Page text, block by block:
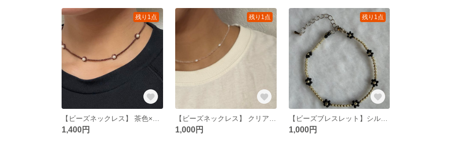
残り1点
1,400円
残り1点
1,000円
残り1点
【ビーズブレスレット】シルバー×黒
1,000円